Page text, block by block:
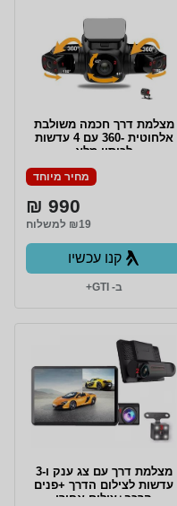
מצלמת דרך חכמה משולבת
אלחוטית -360 עם 4 עדשות
לכיסוי מלא
מחיר מיוחד
990 ₪
₪19 למשלוח
קנו עכשיו
ב- GTI+
מצלמת דרך עם צג ענק ו-3
עדשות לצילום הדרך +פנים
הרכב+צילום אחורי